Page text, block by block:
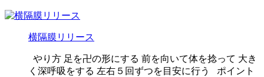
横隔膜リリース
やり方 足を卍の形にする 前を向いて体を捻って 大き
く深呼吸をする 左右５回ずつを目安に行う ポイント